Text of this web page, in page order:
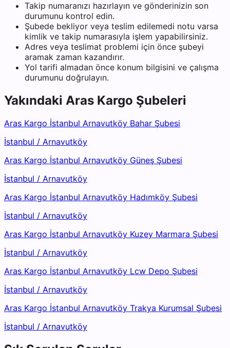
Takip numaranızı hazırlayın ve gönderinizin son
durumunu kontrol edin.
Şubede bekliyor veya teslim edilemedi notu varsa
kimlik ve takip numarasıyla işlem yapabilirsiniz.
Adres veya teslimat problemi için önce şubeyi
aramak zaman kazandırır.
Yol tarifi almadan önce konum bilgisini ve çalışma
durumunu doğrulayın.
Yakındaki Aras Kargo Şubeleri
Aras Kargo İstanbul Arnavutköy Bahar Şubesi
İstanbul / Arnavutköy
Aras Kargo İstanbul Arnavutköy Güneş Şubesi
İstanbul / Arnavutköy
Aras Kargo İstanbul Arnavutköy Hadımköy Şubesi
İstanbul / Arnavutköy
Aras Kargo İstanbul Arnavutköy Kuzey Marmara Şubesi
İstanbul / Arnavutköy
Aras Kargo İstanbul Arnavutköy Lcw Depo Şubesi
İstanbul / Arnavutköy
Aras Kargo İstanbul Arnavutköy Trakya Kurumsal Şubesi
İstanbul / Arnavutköy